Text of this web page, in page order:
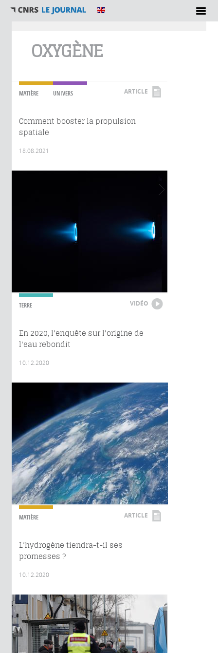
OXYGÈNE
MATIÈRE UNIVERS ARTICLE
Comment booster la propulsion
spatiale
18.08.2021
TERRE VIDÉO
En 2020, l'enquête sur l'origine de
l'eau rebondit
10.12.2020
MATIÈRE ARTICLE
L’hydrogène tiendra-t-il ses
promesses ?
10.12.2020